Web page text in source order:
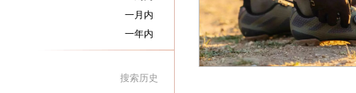
一月内
一年内
搜索历史